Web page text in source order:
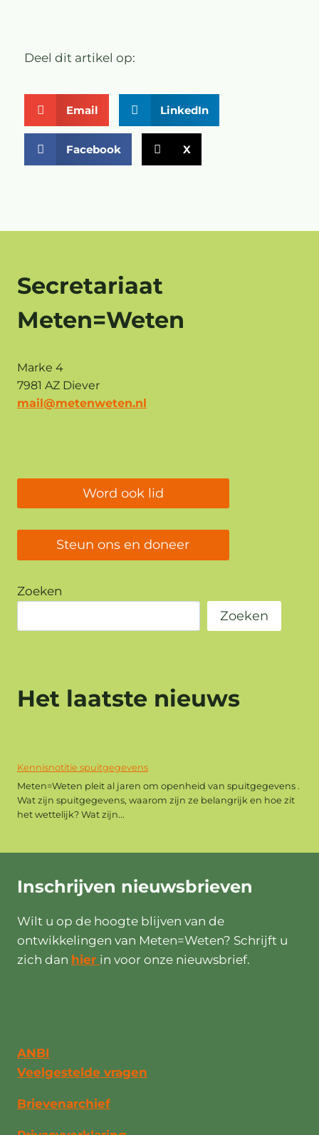
Deel dit artikel op:
Email LinkedIn
Facebook X
Secretariaat
Meten=Weten
Marke 4
7981 AZ Diever
mail@metenweten.nl
Word ook lid
Steun ons en doneer
Zoeken
Zoeken
Het laatste nieuws
Kennisnotitie spuitgegevens
Meten=Weten pleit al jaren om openheid van spuitgegevens .
Wat zijn spuitgegevens, waarom zijn ze belangrijk en hoe zit
het wettelijk? Wat zijn...
Inschrijven nieuwsbrieven
Wilt u op de hoogte blijven van de
ontwikkelingen van Meten=Weten? Schrijft u
zich dan hier in voor onze nieuwsbrief.
ANBI
Veelgestelde vragen
Brievenarchief